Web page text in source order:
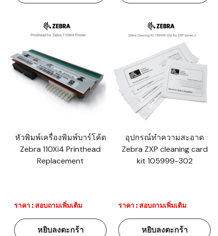
หัวพิมพ์เครื่องพิมพ์บาร์โค้ด
Zebra 110Xi4 Printhead
Replacement
ราคา : สอบถามเพิ่มเติม
หยิบลงตะกร้า
อุปกรณ์ทำความสะอาด
Zebra ZXP cleaning card
kit 105999-302
ราคา : สอบถามเพิ่มเติม
หยิบลงตะกร้า